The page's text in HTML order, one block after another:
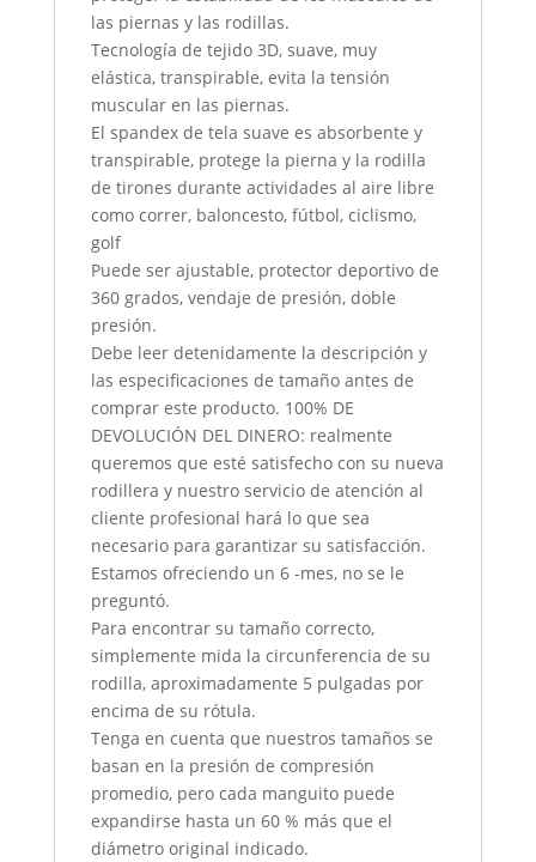
las piernas y las rodillas.
Tecnología de tejido 3D, suave, muy
elástica, transpirable, evita la tensión
muscular en las piernas.
El spandex de tela suave es absorbente y
transpirable, protege la pierna y la rodilla
de tirones durante actividades al aire libre
como correr, baloncesto, fútbol, ​​​​ciclismo,
golf
Puede ser ajustable, protector deportivo de
360 ​​grados, vendaje de presión, doble
presión.
Debe leer detenidamente la descripción y
las especificaciones de tamaño antes de
comprar este producto. 100% DE
DEVOLUCIÓN DEL DINERO: realmente
queremos que esté satisfecho con su nueva
rodillera y nuestro servicio de atención al
cliente profesional hará lo que sea
necesario para garantizar su satisfacción.
Estamos ofreciendo un 6 -mes, no se le
preguntó.
Para encontrar su tamaño correcto,
simplemente mida la circunferencia de su
rodilla, aproximadamente 5 pulgadas por
encima de su rótula.
Tenga en cuenta que nuestros tamaños se
basan en la presión de compresión
promedio, pero cada manguito puede
expandirse hasta un 60 % más que el
diámetro original indicado.